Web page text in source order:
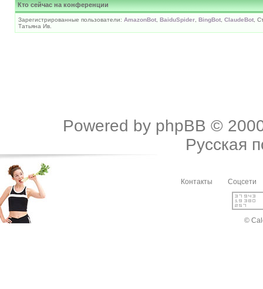
Кто сейчас на конференции
Зарегистрированные пользователи: AmazonBot BaiduSpider BingBot ClaudeBot ,
Татьяна Ив.
Powered by phpBB ©
Русская
Контакты Соцсети
©